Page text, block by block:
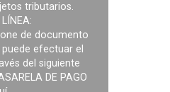
tributarios.
de documento
efectuar el
del siguiente
DE PAGO